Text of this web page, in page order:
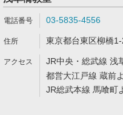
03-5835-4556
東京都台東区柳橋
JR中央・総武線 浅
都営大江戸線 蔵前
JR総武本線 馬喰町